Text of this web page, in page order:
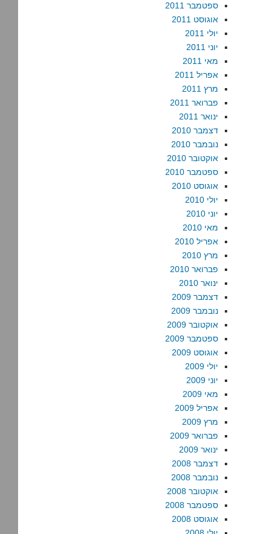
ספטמבר 2011
אוגוסט 2011
יולי 2011
יוני 2011
מאי 2011
אפריל 2011
מרץ 2011
פברואר 2011
ינואר 2011
דצמבר 2010
נובמבר 2010
אוקטובר 2010
ספטמבר 2010
אוגוסט 2010
יולי 2010
יוני 2010
מאי 2010
אפריל 2010
מרץ 2010
פברואר 2010
ינואר 2010
דצמבר 2009
נובמבר 2009
אוקטובר 2009
ספטמבר 2009
אוגוסט 2009
יולי 2009
יוני 2009
מאי 2009
אפריל 2009
מרץ 2009
פברואר 2009
ינואר 2009
דצמבר 2008
נובמבר 2008
אוקטובר 2008
ספטמבר 2008
אוגוסט 2008